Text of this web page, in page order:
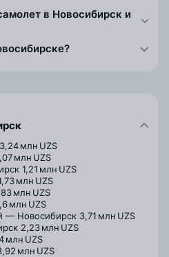
в Новосибирск и
3,24 млн UZS
млн UZS
1,21 млн UZS
млн UZS
млн UZS
млн UZS
— Новосибирск 3,71 млн UZS
2,23 млн UZS
млн UZS
млн UZS